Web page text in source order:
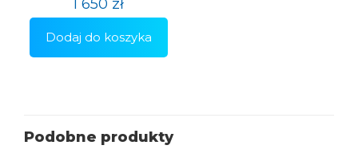
1 650 zł
Dodaj do koszyka
Podobne produkty